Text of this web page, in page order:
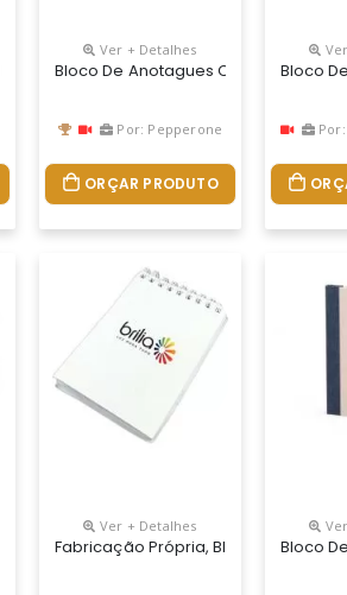
Personalizados Do Seu Jeito. Bloco
Ver + Detalhes
Bloco De Anotagues Com Pauta
Por: Pepperone
ORÇAR PRODUTO
Bloco
Por:
Em Pp Com Tratamento
Ver + Detalhes
Fabricação Própria, Blocos Bloco